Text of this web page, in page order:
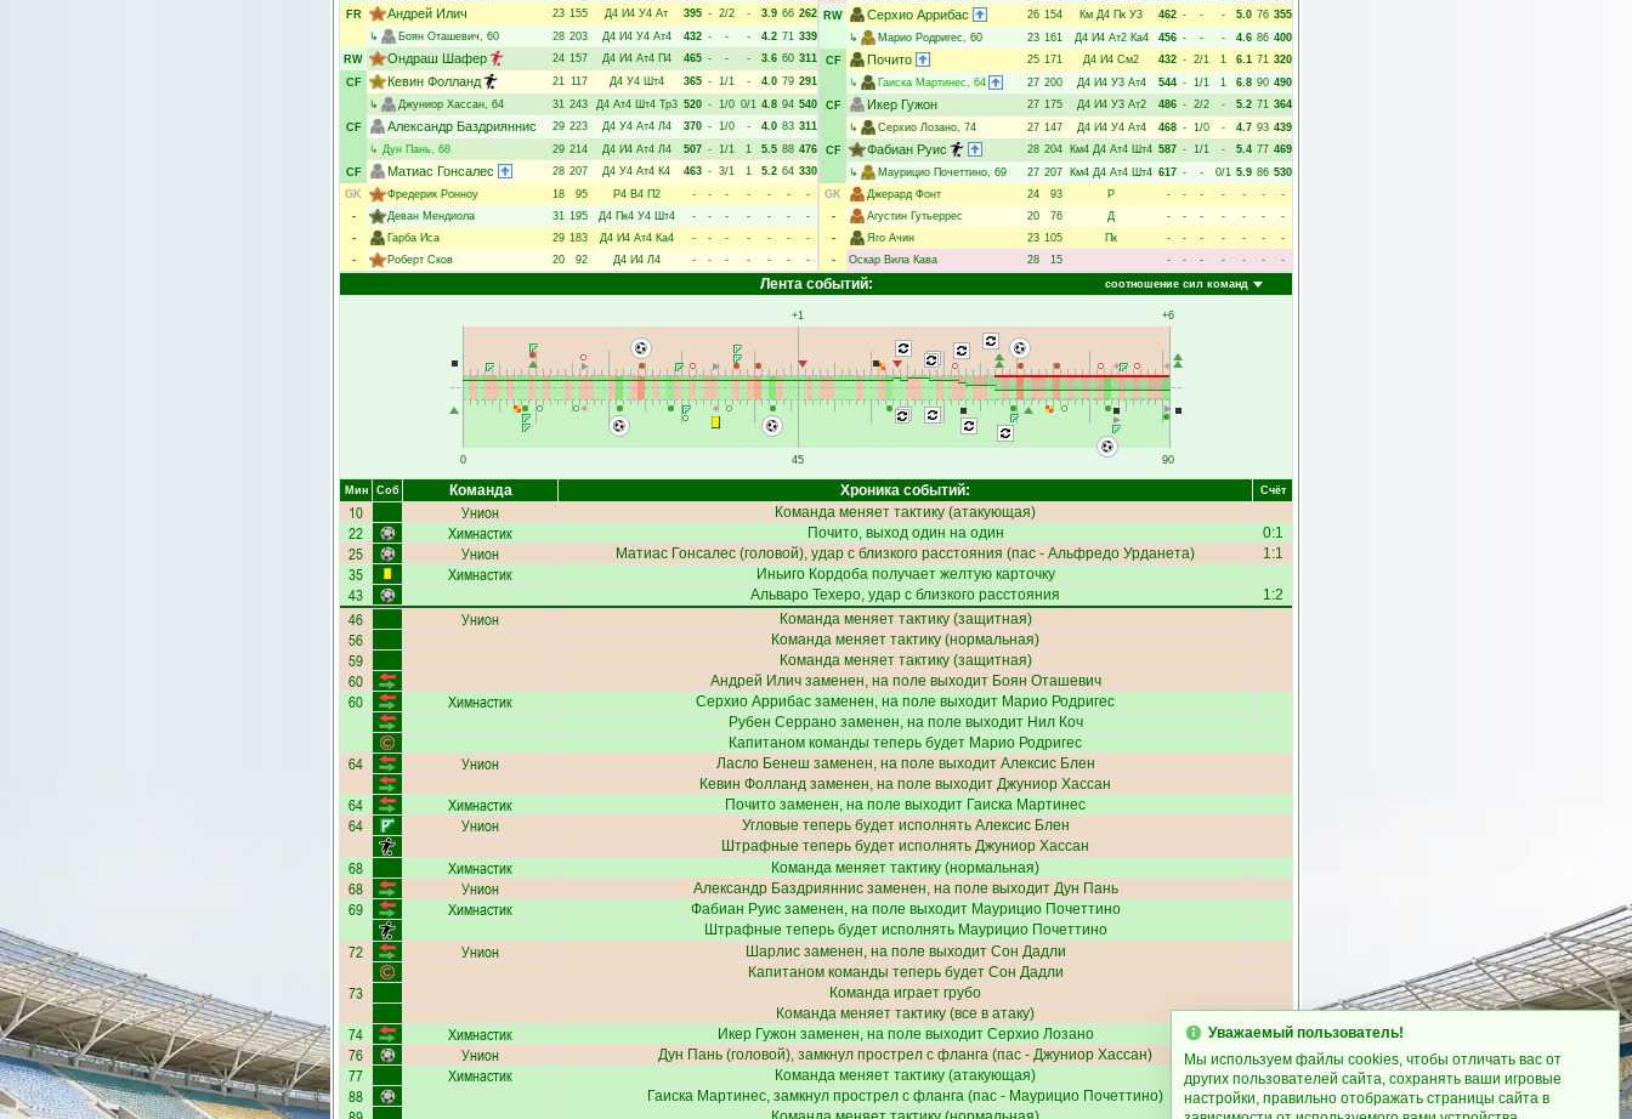
FR
Андрей Илич 23 155 Д4 И4 У4 Ат 395 - 2/2 - 3.9 66 262
↳
Боян Оташевич, 60 28 203 Д4 И4 У4 Ат4 432 - - - 4.2 71 339
RW
Ондраш Шафер 24 157 Д4 И4 Ат4 П4 465 - - - 3.6 60 311
CF
Кевин Фолланд 21 117 Д4 У4 Шт4 365 - 1/1 - 4.0 79 291
↳
Джуниор Хассан, 64 31 243 Д4 Ат4 Шт4 Тр3 520 - 1/0 0/1 4.8 94 540
CF
Александр Баздрияннис 29 223 Д4 У4 Ат4 Л4 370 - 1/0 - 4.0 83 311
↳ Дун Пань, 68 29 214 Д4 И4 Ат4 Л4 507 - 1/1 1 5.5 88 476
CF
Матиас Гонсалес 28 207 Д4 У4 Ат4 К4 463 - 3/1 1 5.2 64 330
GK
Фредерик Ронноу 18 95 Р4 В4 П2 - - - - - -
-
-
Деван Мендиола 31 195 Д4 Пк4 У4 Шт4 - - - - - -
-
-
Гарба Иса 29 183 Д4 И4 Ат4 Ка4 - - - - - -
-
-
Роберт Сков 20 92 Д4 И4 Л4 - - - - - - -
RW
Серхио Аррибас 26 154 Км Д4 Пк У3 462 - - - 5.0 76 355
↳
Марио Родригес, 60 23 161 Д4 И4 Ат2 Ка4 456 - - - 4.6 86 400
CF
Почито 25 171 Д4 И4 См2 432 - 2/1 1 6.1 71 320
↳
Гаиска Мартинес, 64 27 200 Д4 И4 У3 Ат4 544 - 1/1 1 6.8 90 490
CF
Икер Гужон 27 175 Д4 И4 У3 Ат2 486 - 2/2 - 5.2 71 364
↳
Серхио Лозано, 74 27 147 Д4 И4 У4 Ат4 468 - 1/0 - 4.7 93 439
CF
Фабиан Руис 28 204 Км4 Д4 Ат4 Шт4 587 - 1/1 - 5.4 77 469
↳
Маурицио Почеттино, 69 27 207 Км4 Д4 Ат4 Шт4 617 - - 0/1 5.9 86 530
GK
Джерард Фонт 24 93 Р - - - - - -
-
-
Агустин Гутьеррес 20 76 Д - - - - - -
-
-
Яго Ачин 23 105 Пк - - - - - -
-
-
Оскар Вила Кава 28 15 - - - - - -
-
соотношение сил команд
Лента событий:
0
+1
45
+6
90
Мин Соб Команда Хроника событий: Счёт
10 Унион Команда меняет тактику (атакующая)
22 Химнастик Почито, выход один на один 0:1
25 Унион Матиас Гонсалес (головой), удар с близкого расстояния (пас - Альфредо Урданета) 1:1
35 Химнастик Иньиго Кордобаполучает желтую карточку
43 Альваро Техеро, удар с близкого расстояния 1:2
46 Унион Команда меняет тактику (защитная)
56 Команда меняет тактику (нормальная)
59 Команда меняет тактику (защитная)
60 Андрей Иличзаменен, на поле выходит Боян Оташевич
60 Химнастик Серхио Аррибас заменен, на поле выходит Марио Родригес
Рубен Серранозаменен, на поле выходит Нил Коч
Капитаном команды теперь будет Марио Родригес
64 Унион Ласло Бенеш заменен, на поле выходит Алексис Блен
Кевин Фолланд заменен, на поле выходит Джуниор Хассан
64 Химнастик Почито заменен, на поле выходит Гаиска Мартинес
64 Унион Угловые теперь будет исполнять Алексис Блен
Штрафные теперь будет исполнять Джуниор Хассан
68 Химнастик Команда меняет тактику (нормальная)
68 Унион Александр Баздрияннисзаменен, на поле выходит Дун Пань
69 Химнастик Фабиан Руисзаменен, на поле выходит Маурицио Почеттино
Штрафные теперь будет исполнять Маурицио Почеттино
72 Унион Шарлисзаменен, на поле выходит Сон Дадли
Капитаном команды теперь будет Сон Дадли
73
Команда играет грубо
Команда меняет тактику (все в атаку)
74 Химнастик Икер Гужон заменен, на поле выходит Серхио Лозано
76 Унион Дун Пань (головой), замкнул прострел с фланга (пас - Джуниор Хассан) 2:2
77 Химнастик Команда меняет тактику (атакующая)
88 Гаиска Мартинес, замкнул прострел с фланга (пас - Маурицио Почеттино) 2:3
Уважаемый пользователь!
Мы используем файлы cookies, чтобы отличать вас от
других пользователей сайта, сохранять ваши игровые
настройки, правильно отображать страницы сайта в